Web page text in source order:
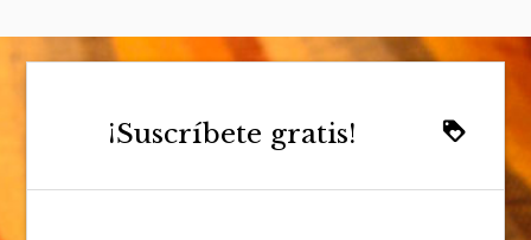
loyalty
¡Suscríbete gratis!